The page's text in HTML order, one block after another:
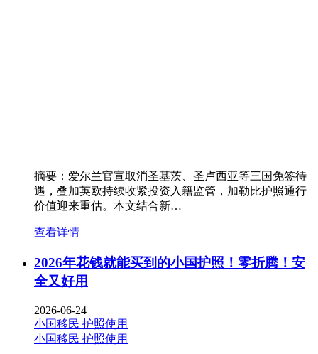
摘要：爱尔兰官宣取消圣基茨、圣卢西亚等三国免签待
遇，叠加英欧持续收紧投资入籍监管，加勒比护照通行
价值迎来重估。本文结合新…
查看详情
2026年花钱就能买到的小国护照！零折腾！安
全又好用
2026-06-24
小国移民 护照使用
小国移民 护照使用